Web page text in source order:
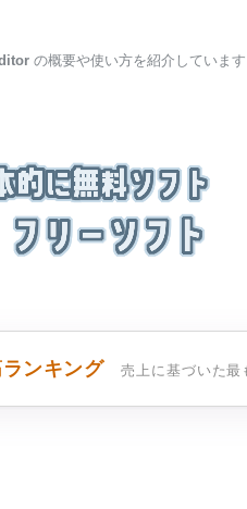
の概要や使い方を紹介しています
ンキング 売上に基づいた最